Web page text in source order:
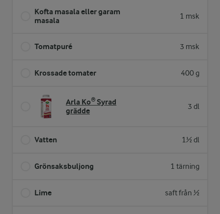
Kofta masala eller garam
masala
1 msk
Tomatpuré 3 msk
Krossade tomater 400 g
Arla Ko® Syrad
grädde
3 dl
Vatten 1½ dl
Grönsaksbuljong 1 tärning
Lime saft från ½